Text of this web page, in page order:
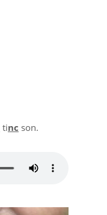
tinc son.